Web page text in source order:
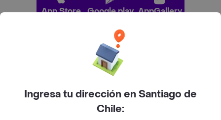
App Store Google play AppGallery
Pide tu comida favorita cerca de ti
Categorías
Ingresa tu dirección en Santiago de
Chile: